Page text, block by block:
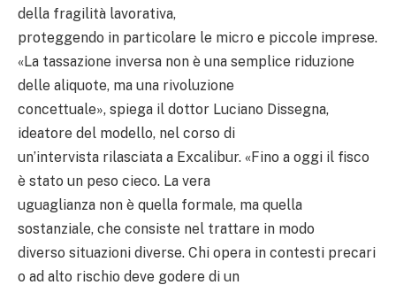
della fragilità lavorativa,
proteggendo in particolare le micro e piccole imprese.
«La tassazione inversa non è una semplice riduzione
delle aliquote, ma una rivoluzione
concettuale», spiega il dottor Luciano Dissegna,
ideatore del modello, nel corso di
un’intervista rilasciata a Excalibur. «Fino a oggi il fisco
è stato un peso cieco. La vera
uguaglianza non è quella formale, ma quella
sostanziale, che consiste nel trattare in modo
diverso situazioni diverse. Chi opera in contesti precari
o ad alto rischio deve godere di un